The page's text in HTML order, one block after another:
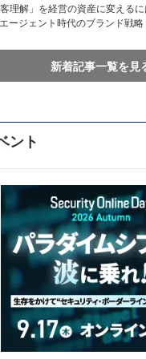
客理解」を経営の資産に変える
ージェント時代のブランド戦略
新着記事一覧を見
ント